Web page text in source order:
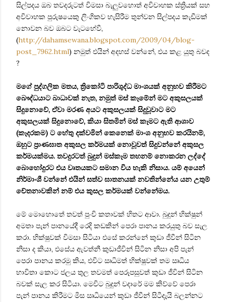
සිල්පදය ඔබ තවදරුටත් විමසා බැලුවහොත් අවිවාහක ස්ත්‍රියක් සහ
අවිවාහක පුරුෂයෙකු ලිංගිකව හැසිරීම තුන්වන සිල්පදය කැඩීමක්
නොවන බව ඔබට වැටහේවී,
(http://dahamsewana.blogspot.com/2009/04/blog-
post_7962.html) නමුත් එයින් අදහස් වන්නේ, එය කළ යුතු බවද
?
මගේ පුද්ගලික මතය, ත්‍රිකෝටි පාරිශුද්ධ මාංශයක් අනුභව කිරීමට
බෞද්ධයාට බාධාවක් නැත, නමුත් මස් කෑමේන් මට අකුසලයක්
සිදුනොවේ, ඒවා මරණ අයට අකුසලයක් සිදුවූවාට මට
අකුසලයක් සිදුනොවේ, කියා සිතමින් මස් කෑමට ඇති ආශාව
(කෑදරකම) ට හේතු දක්වමින් කෙනෙක් මාංශ අනුභව කරයිනම්,
ඔහුට ප්‍රාණඝාත අකුසල කර්මයක් නොවූවත් සිදුවන්නේ අකුසල
කර්මයක්මය. තවදුරටත් බුදුන් මස්කෑම තහනම් නොකරන ලද්දේ
බොහෝදුරට එය වෘතයකට සමාන විය හැකි නිසාය. යම් අයෙන්
නිර්මාංශී වන්නේ එයින් සත්ව ඝාතනයක් නවතින්නේය යන උතුම්
චේතනාවකින් නම් එය කුසල කර්මයක් වන්නේමය.
මේ මොහොතේ තවත් පුංචි කතාවක් හිතට ආවා. බුදුන් භික්ෂුන්
අමතා පැන් පානයේදී රෙදි කඩකින් පෙරා පානය කරයුතු බව සැල
කරා. භික්ෂුවක් විමසා සිටියා එසේ කරන්නේ කුඩා ජීවීන් සිටින
නිසා ද කියා, එසේය ඇවත්නී කුඩාජීවින් සිටින නිසා අපි පැන්
පෙරා පානය කරමු කිය, එවිට ඍධිමත් භික්ෂුවක් තම ඍධිය
භාවිතා කොට ජලය තුල තවමත් පෙරූපසුවත් කුඩා ජීවින් සිටින
බවක් සැල කර සිටියා. මෙවිට බුදුන් වදාරේ මම කිව්වේ පෙරා
පැන් පානය කිරීමට මිස ඍධියෙන් කුඩා ජීවීන් සිටීදැයි බලන්නට